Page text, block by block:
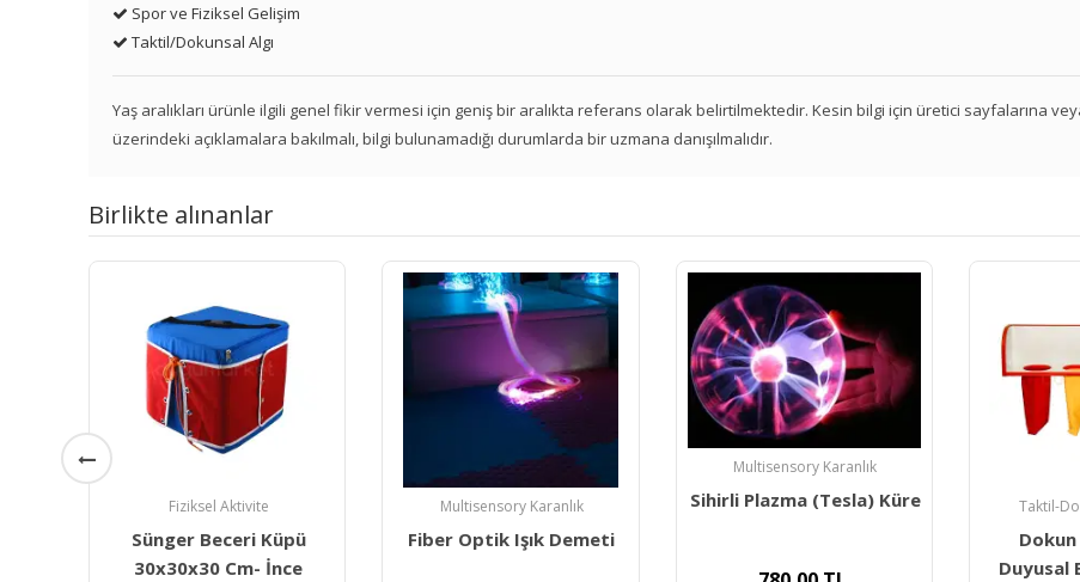
Spor ve Fiziksel Gelişim
Taktil/Dokunsal Algı
Yaş aralıkları ürünle ilgili genel fikir vermesi için geniş bir aralıkta referans olarak belirtilmektedir. Kesin bilgi için üretici sayfalarına
üzerindeki açıklamalara bakılmalı, bilgi bulunamadığı durumlarda bir uzmana danışılmalıdır.
Birlikte alınanlar
Multisensory Karanlık
Fiber Optik Işık Demeti
Multisensory Karanlık
Sihirli Plazma (Tesla) Küre Taktil-Dokunsal Ürünler
Duyusal Bütünleme Ve
Dil ve
Yuka